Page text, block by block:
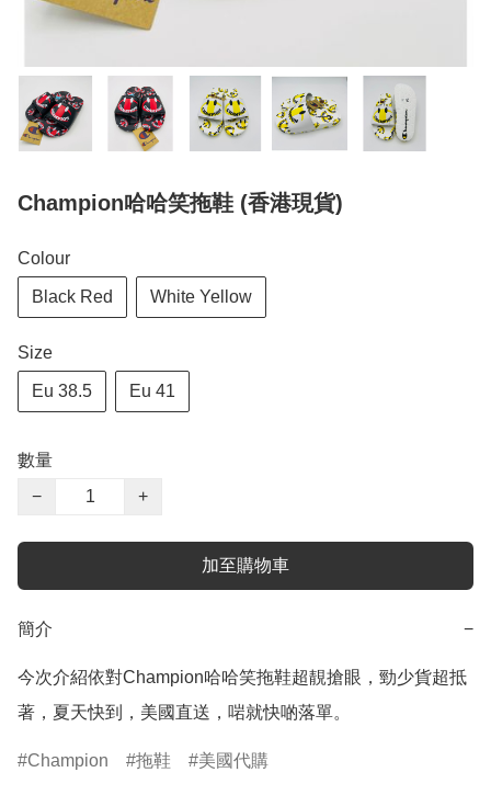
Champion哈哈笑拖鞋 (香港現貨)
Colour
Black Red White Yellow
Size
Eu 38.5 Eu 41
數量
−
+
加至購物車
簡介 −
今次介紹依對Champion哈哈笑拖鞋超靚搶眼，勁少貨超抵
Champion 拖鞋 美國代購